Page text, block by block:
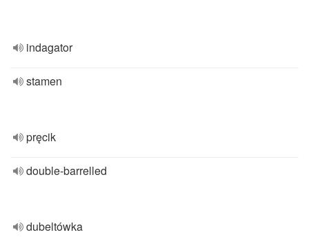
indagator
stamen
pręcik
double-barrelled
dubeltówka